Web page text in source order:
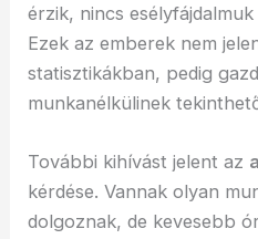
érzik, nincs
Ezek az emberek nem
statisztikákban, pedig
munkanélkülinek
További kihívást jelent az
kérdése. Vannak olyan
dolgoznak, de kevesebb